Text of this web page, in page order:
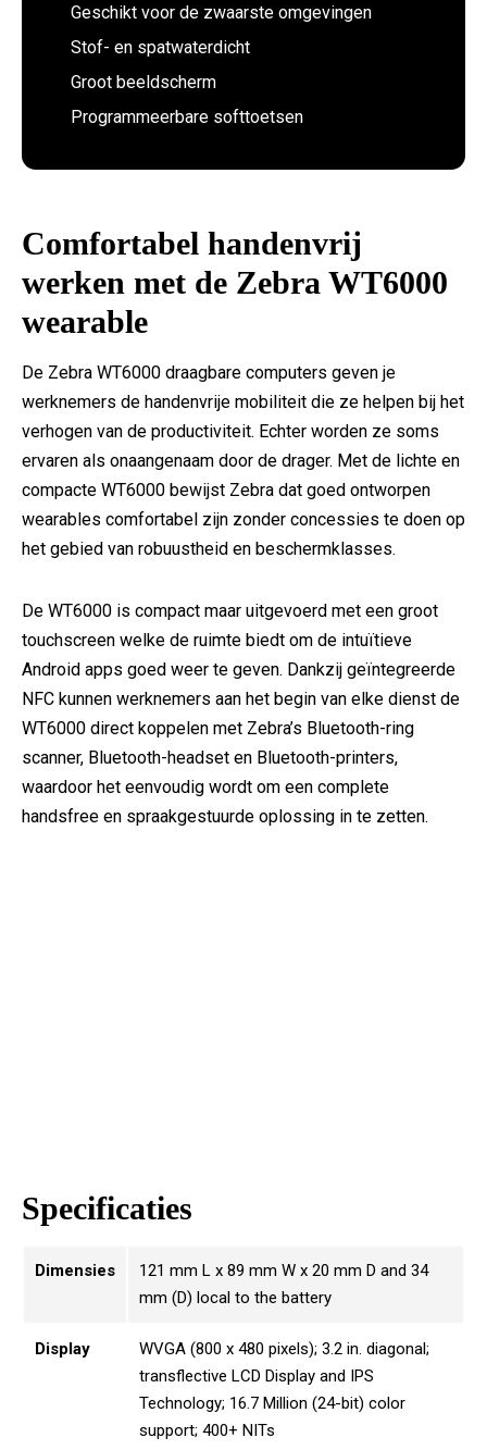
Geschikt voor de zwaarste omgevingen
Stof- en spatwaterdicht
Groot beeldscherm
Programmeerbare softtoetsen
Comfortabel handenvrij
werken met de Zebra WT6000
wearable
De Zebra WT6000 draagbare computers geven je
werknemers de handenvrije mobiliteit die ze helpen bij het
verhogen van de productiviteit. Echter worden ze soms
ervaren als onaangenaam door de drager. Met de lichte en
compacte WT6000 bewijst Zebra dat goed ontworpen
wearables comfortabel zijn zonder concessies te doen op
het gebied van robuustheid en beschermklasses.
De WT6000 is compact maar uitgevoerd met een groot
touchscreen welke de ruimte biedt om de intuïtieve
Android apps goed weer te geven. Dankzij geïntegreerde
NFC kunnen werknemers aan het begin van elke dienst de
WT6000 direct koppelen met Zebra’s Bluetooth-ring
scanner, Bluetooth-headset en Bluetooth-printers,
waardoor het eenvoudig wordt om een complete
handsfree en spraakgestuurde oplossing in te zetten.
Specificaties
Dimensies
121 mm L x 89 mm W x 20 mm D and 34
mm (D) local to the battery
Display
WVGA (800 x 480 pixels); 3.2 in. diagonal;
transflective LCD Display and IPS
Technology; 16.7 Million (24-bit) color
support; 400+ NITs